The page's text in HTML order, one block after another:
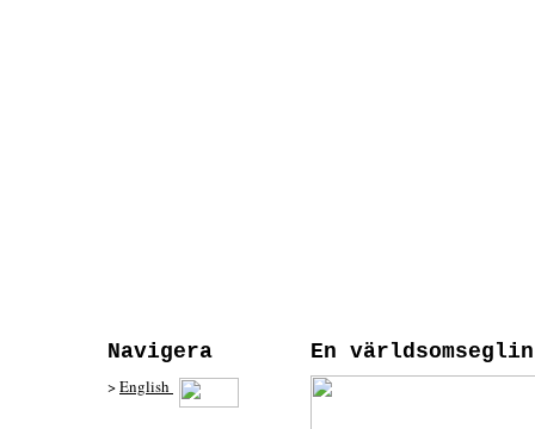
Navigera
>English
En